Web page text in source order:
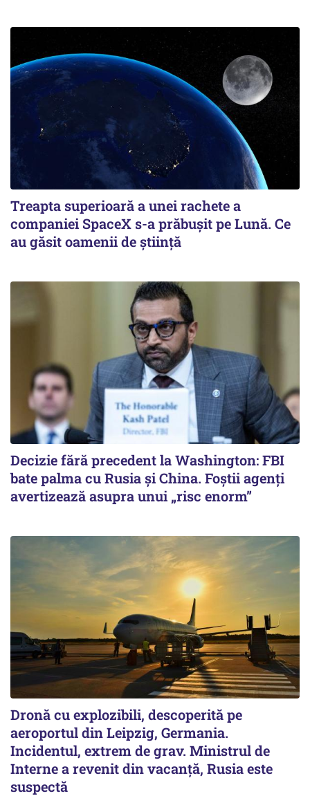
Treapta superioară a unei rachete a
companiei SpaceX s-a prăbușit pe Lună. Ce
au găsit oamenii de știință
Decizie fără precedent la Washington: FBI
bate palma cu Rusia și China. Foștii agenți
avertizează asupra unui „risc enorm”
Dronă cu explozibili, descoperită pe
aeroportul din Leipzig, Germania.
Incidentul, extrem de grav. Ministrul de
Interne a revenit din vacanță, Rusia este
suspectă